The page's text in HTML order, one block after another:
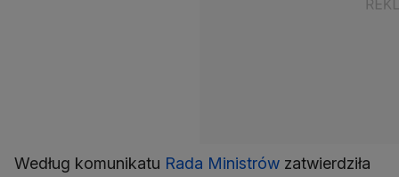
Według komunikatu Rada Ministrów zatwierdziła